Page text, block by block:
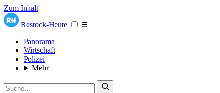
Zum Inhalt
Rostock-Heute
☰
Panorama
Wirtschaft
Polizei
Mehr